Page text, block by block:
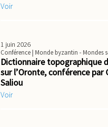
Voir
1 juin 2026
Conférence| Monde byzantin - Mondes
Dictionnaire topographique
sur l’Oronte, conférence par
Saliou
Voir